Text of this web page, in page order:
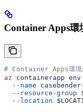
Container Apps環
# Container Apps環境
az containerapp env
  --name
  --resource-group
  --location